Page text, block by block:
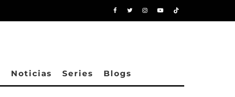
Noticias Series Blogs